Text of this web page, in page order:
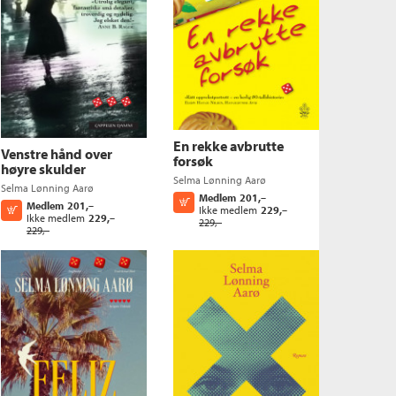
Venstre hånd over
høyre skulder
Selma Lønning Aarø
Medlem 201,–
Ikke medlem 229,–
229,–
Kjøp
En rekke avbrutte
forsøk
Selma Lønning Aarø
Medlem 201,–
Ikke medlem 229,–
229,–
Kjøp